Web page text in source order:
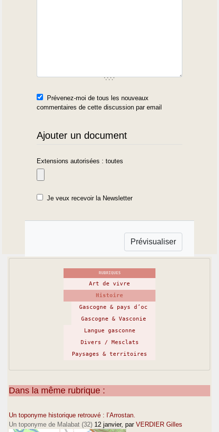
Prévenez-moi de tous les nouveaux
commentaires de cette discussion par email
Ajouter un document
Extensions autorisées : toutes
Je veux recevoir la Newsletter
RUBRIQUES
Art de vivre
Histoire
Gascogne & pays d’oc
Gascogne & Vasconie
Langue gasconne
Divers / Mesclats
Paysages & territoires
Dans la même rubrique :
Un toponyme historique retrouvé : l’Arrostan.
Un toponyme de Malabat (32) 12 janvier, par VERDIER Gilles